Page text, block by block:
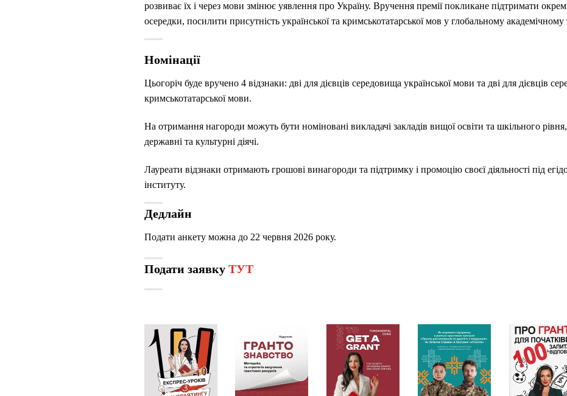
розвиває їх і через мови змінює уявлення про Україну. Вручення премії покликане підтримати
осередки, посилити присутність української та кримськотатарської мов у глобальному
Номінації
Цьогоріч буде вручено 4 відзнаки: дві для дієвців середовища української мови та дві для дієвців
кримськотатарської мови.
На отримання нагороди можуть бути номіновані викладачі закладів вищої освіти та шкільного
державні та культурні діячі.
Лауреати відзнаки отримають грошові винагороди та підтримку і промоцію своєї діяльності під
інституту.
Дедлайн
Подати анкету можна до 22 червня 2026 року.
Подати заявку ТУТ